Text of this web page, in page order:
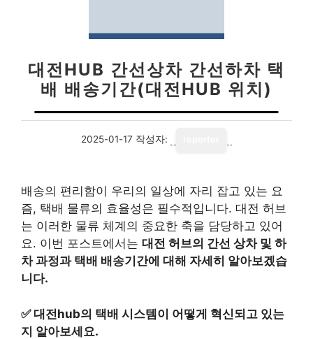
대전HUB 간선상차 간선하차 택
배 배송기간(대전HUB 위치)
2025-01-17 작성자:
배송의 편리함이 우리의 일상에 자리 잡고 있는 요
즘, 택배 물류의 효율성은 필수적입니다. 대전 허브
는 이러한 물류 체계의 중요한 축을 담당하고 있어
요. 이번 포스트에서는 대전 허브의 간선 상차 및 하
차 과정과 택배 배송기간에 대해 자세히 알아보겠습
니다.
✅대전hub의 택배 시스템이 어떻게 혁신되고 있는
지 알아보세요.